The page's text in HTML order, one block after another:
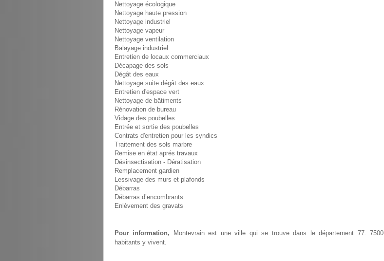
Nettoyage écologique
Nettoyage haute pression
Nettoyage industriel
Nettoyage vapeur
Nettoyage ventilation
Balayage industriel
Entretien de locaux commerciaux
Décapage des sols
Dégât des eaux
Nettoyage suite dégât des eaux
Entretien d'espace vert
Nettoyage de bâtiments
Rénovation de bureau
Vidage des poubelles
Entrée et sortie des poubelles
Contrats d'entretien pour les syndics
Traitement des sols marbre
Remise en état aprés travaux
Désinsectisation - Dératisation
Remplacement gardien
Lessivage des murs et plafonds
Débarras
Débarras d’encombrants
Enlèvement des gravats
Pour information, Montevrain est une ville qui se trouve dans le département 77. 7500
habitants y vivent.